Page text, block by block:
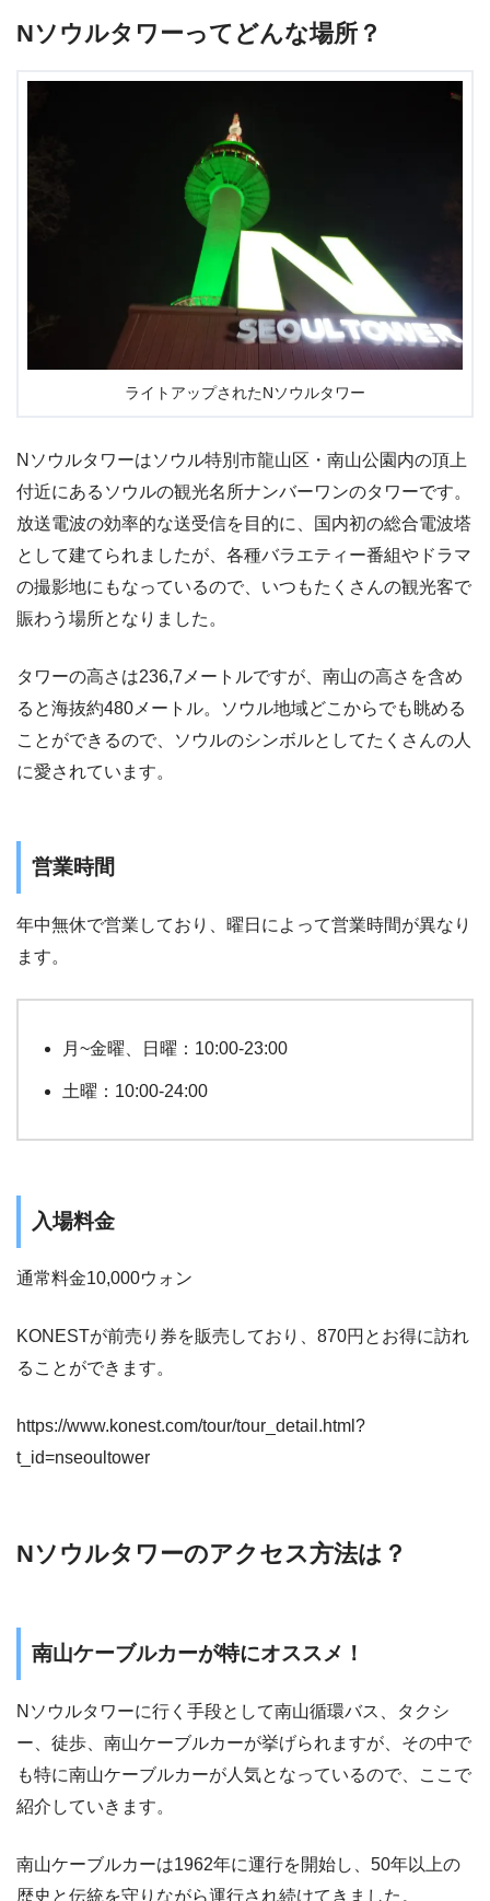
Nソウルタワーってどんな場所？
ライトアップされたNソウルタワー
Nソウルタワーはソウル特別市龍山区・南山公園内の頂上
付近にあるソウルの観光名所ナンバーワンのタワーです。
放送電波の効率的な送受信を目的に、国内初の総合電波塔
として建てられましたが、各種バラエティー番組やドラマ
の撮影地にもなっているので、いつもたくさんの観光客で
賑わう場所となりました。
タワーの高さは236,7メートルですが、南山の高さを含め
ると海抜約480メートル。ソウル地域どこからでも眺める
ことができるので、ソウルのシンボルとしてたくさんの人
に愛されています。
営業時間
年中無休で営業しており、曜日によって営業時間が異なり
ます。
月~金曜、日曜：10:00-23:00
土曜：10:00-24:00
入場料金
通常料金10,000ウォン
KONESTが前売り券を販売しており、870円とお得に訪れ
ることができます。
https://www.konest.com/tour/tour_detail.html?
t_id=nseoultower
Nソウルタワーのアクセス方法は？
南山ケーブルカーが特にオススメ！
Nソウルタワーに行く手段として南山循環バス、タクシ
ー、徒歩、南山ケーブルカーが挙げられますが、その中で
も特に南山ケーブルカーが人気となっているので、ここで
紹介していきます。
南山ケーブルカーは1962年に運行を開始し、50年以上の
歴史と伝統を守りながら運行され続けてきました。